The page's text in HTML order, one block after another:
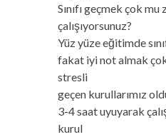
Sınıfı geçmek çok
çalışıyorsunuz?
Yüz yüze eğitimde
fakat iyi not almak
stresli
geçen kurullarımız
3-4 saat uyuyarak
kurul